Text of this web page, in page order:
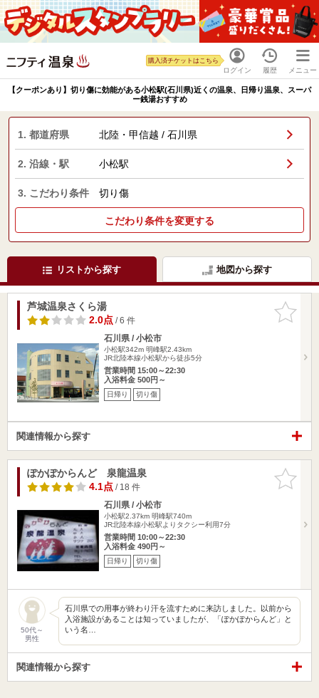
ログイン
購入済チケットはこちら
履歴 メニュー
【クーポンあり】切り傷に効能がある小松駅(石川県)近くの温泉、日帰り温泉、スーパ
ー銭湯おすすめ
1. 都道府県 北陸・甲信越 / 石川県
2. 沿線・駅 小松駅
3. こだわり条件 切り傷
こだわり条件を変更する
リストから探す 地図から探す
お気に入
りに追加
芦城温泉さくら湯
2.0点/ 6 件
石川県 / 小松市
小松駅342m 明峰駅2.43km
JR北陸本線小松駅から徒歩5分
営業時間 15:00～22:30
入浴料金 500円～
日帰り 切り傷
関連情報から探す
お気に入
りに追加
ぽかぽからんど 泉龍温泉
4.1点/ 18 件
石川県 / 小松市
小松駅2.37km 明峰駅740m
JR北陸本線小松駅よりタクシー利用7分
営業時間 10:00～22:30
入浴料金 490円～
日帰り 切り傷
50代～
男性
石川県での用事が終わり汗を流すために来訪しました。以前から
入浴施設があることは知っていましたが、「ぽかぽからんど」と
いう名…
関連情報から探す